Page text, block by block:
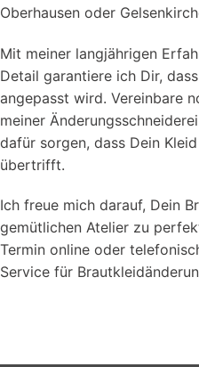
Oberhausen oder
Mit meiner langjährigen
Detail garantiere ich Dir,
angepasst wird. Vereinbare
meiner
dafür sorgen, dass Dein
übertrifft.
Ich freue mich darauf, Dein
gemütlichen Atelier zu
Termin online oder
Service für